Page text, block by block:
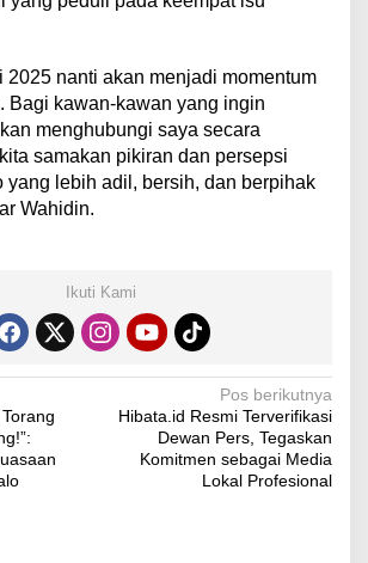
2025 nanti akan menjadi momentum
Bagi kawan-kawan yang ingin
menghubungi saya secara
samakan pikiran dan persepsi
yang lebih adil, bersih, dan berpihak
Wahidin.
Ikuti Kami
Pos berikutnya
Hibata.id Resmi Terverifikasi
Dewan Pers, Tegaskan
Komitmen sebagai Media
Lokal Profesional